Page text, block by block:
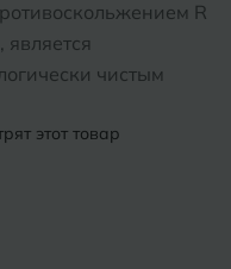
R
чистым
этот товар
Ростов-на-Дону